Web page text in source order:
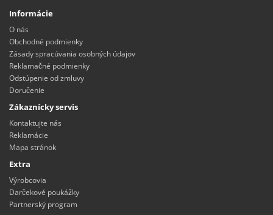
Informácie
O nás
Obchodné podmienky
Zásady spracúvania osobných údajov
Reklamačné podmienky
Odstúpenie od zmluvy
Doručenie
Zákaznícky servis
Kontaktujte nás
Reklamácie
Mapa stránok
Extra
Výrobcovia
Darčekové poukážky
Partnerský program